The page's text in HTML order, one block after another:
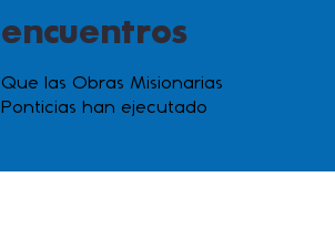
Que las Obras Misionarias
Ponticias han ejecutado
encuentros